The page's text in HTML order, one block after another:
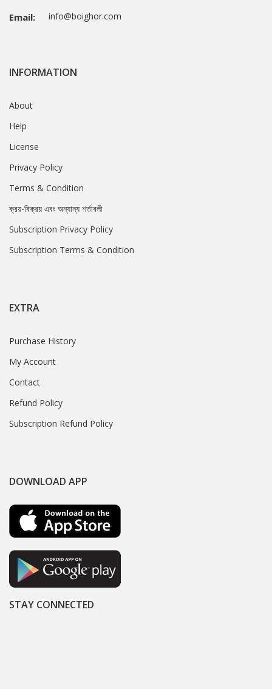
Email: info@boighor.com
INFORMATION
About
Help
License
Privacy Policy
Terms & Condition
ক্রয়-বিক্রয় এবং অন্যান্য শর্তাবলী
Subscription Privacy Policy
Subscription Terms & Condition
EXTRA
Purchase History
My Account
Contact
Refund Policy
Subscription Refund Policy
DOWNLOAD APP
STAY CONNECTED